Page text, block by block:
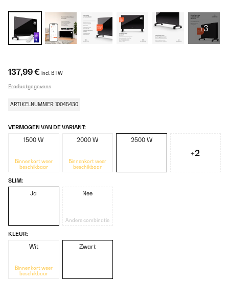
+3
137,99 € incl. BTW
Productgegevens
ARTIKELNUMMER: 10045430
VERMOGEN VAN DE VARIANT:
1500 W
Binnenkort weer
beschikbaar
2000 W
Binnenkort weer
beschikbaar
2500 W
+2
SLIM:
Ja Nee
Andere combinatie
KLEUR:
Wit
Binnenkort weer
beschikbaar
Zwart